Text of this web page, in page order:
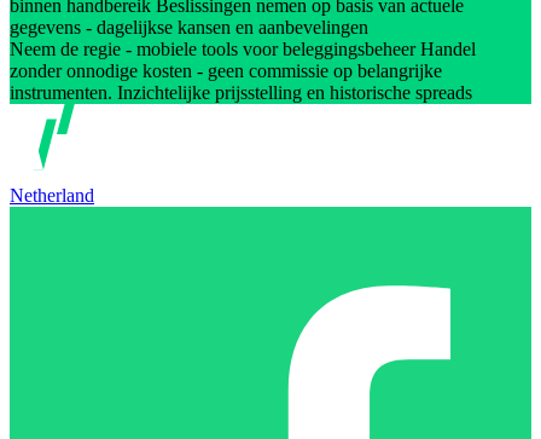
binnen handbereik Beslissingen nemen op basis van actuele
gegevens - dagelijkse kansen en aanbevelingen
Neem de regie - mobiele tools voor beleggingsbeheer Handel
zonder onnodige kosten - geen commissie op belangrijke
instrumenten. Inzichtelijke prijsstelling en historische spreads
Netherland